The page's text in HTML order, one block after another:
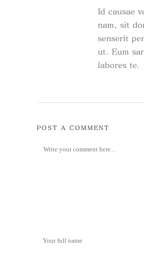
Id causae
nam, sit
senserit
ut. Eum
labores te.
POST A COMMENT